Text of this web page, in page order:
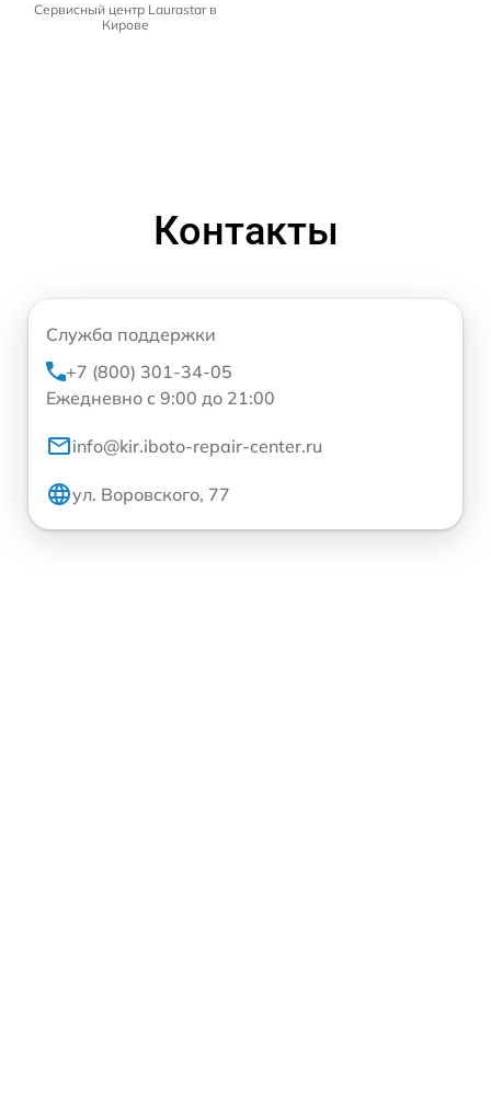
Сервисный центр Laurastar в
Кирове
Контакты
Служба поддержки
+7 (800) 301-34-05
Ежедневно с 9:00 до 21:00
info@kir.iboto-repair-center.ru
ул. Воровского, 77